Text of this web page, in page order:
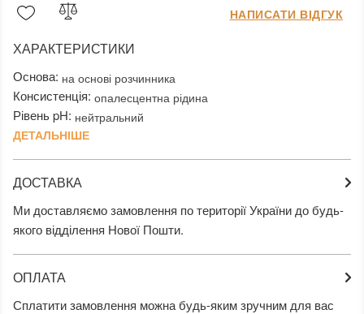
ХАРАКТЕРИСТИКИ
Основа: на основі розчинника
Консистенція: опалесцентна рідина
Рівень pH: нейтральний
ДЕТАЛЬНІШЕ
ДОСТАВКА
Ми доставляємо замовлення по території України до будь-
якого відділення Нової Пошти.
ОПЛАТА
Сплатити замовлення можна будь-яким зручним для вас
НАПИСАТИ ВІДГУК